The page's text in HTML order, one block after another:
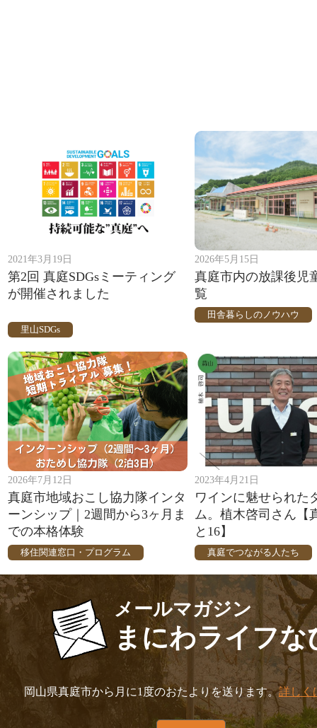
2021年3月19日
第2回 真庭SDGsミーティング
が開催されました
里山SDGs
2026年5月15日
真庭市内の放課後児
覧
田舎暮らしのノウハウ
2026年7月12日
真庭市地域おこし協力隊インタ
ーンシップ｜2週間から3ヶ月ま
での本格体験
移住関連窓口・プログラム
2023年4月21日
ワインに魅せられた
ム。植木啓司さん【
と16】
真庭でつながる人たち
メールマガジン
まにわライフな
岡山県真庭市から月に1度のおたよりを送ります。詳しく